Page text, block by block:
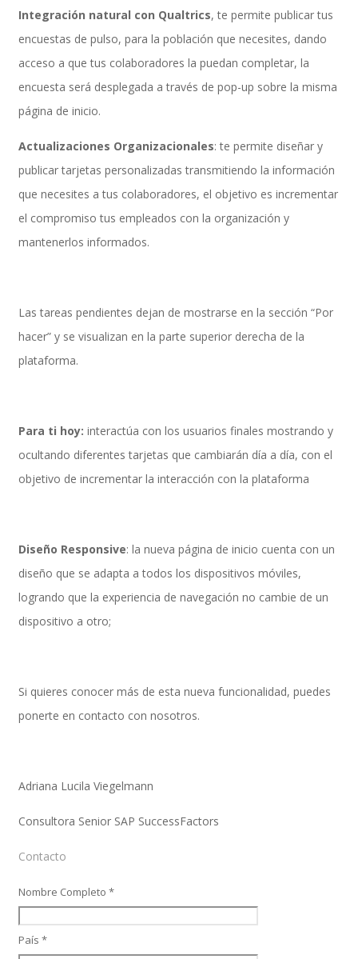
Firma Electrónica con DocuSign
Express Packages
Soporte SuccessFactors
SAP Time & Attendance by Workforce Software
SAP Travel OnDemand
SAP Onpremise Servicios y Productos
SAP Finanzas Facturación Electronica
SAP Finanzas Mi Banca Solidaria
Integración natural con Qualtrics, te permite publicar tus
encuestas de pulso, para la población que necesites, dando
acceso a que tus colaboradores la puedan completar, la
encuesta será desplegada a través de pop-up sobre la misma
página de inicio.
Actualizaciones Organizacionales: te permite diseñar y
publicar tarjetas personalizadas transmitiendo la información
que necesites a tus colaboradores, el objetivo es incrementar
el compromiso tus empleados con la organización y
mantenerlos informados.
Las tareas pendientes dejan de mostrarse en la sección “Por
hacer” y se visualizan en la parte superior derecha de la
plataforma.
Para ti hoy: interactúa con los usuarios finales mostrando y
ocultando diferentes tarjetas que cambiarán día a día, con el
objetivo de incrementar la interacción con la plataforma
Diseño Responsive: la nueva página de inicio cuenta con un
diseño que se adapta a todos los dispositivos móviles,
logrando que la experiencia de navegación no cambie de un
dispositivo a otro;
Si quieres conocer más de esta nueva funcionalidad, puedes
ponerte en contacto con nosotros.
Adriana Lucila Viegelmann
Consultora Senior SAP SuccessFactors
Contacto
Nombre Completo *
País *